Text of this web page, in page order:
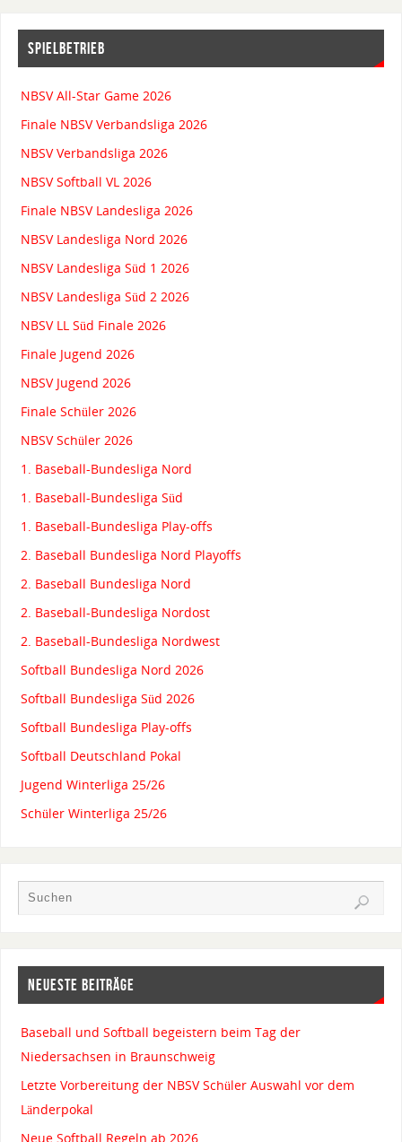
SPIELBETRIEB
NBSV All-Star Game 2026
Finale NBSV Verbandsliga 2026
NBSV Verbandsliga 2026
NBSV Softball VL 2026
Finale NBSV Landesliga 2026
NBSV Landesliga Nord 2026
NBSV Landesliga Süd 1 2026
NBSV Landesliga Süd 2 2026
NBSV LL Süd Finale 2026
Finale Jugend 2026
NBSV Jugend 2026
Finale Schüler 2026
NBSV Schüler 2026
1. Baseball-Bundesliga Nord
1. Baseball-Bundesliga Süd
1. Baseball-Bundesliga Play-offs
2. Baseball Bundesliga Nord Playoffs
2. Baseball Bundesliga Nord
2. Baseball-Bundesliga Nordost
2. Baseball-Bundesliga Nordwest
Softball Bundesliga Nord 2026
Softball Bundesliga Süd 2026
Softball Bundesliga Play-offs
Softball Deutschland Pokal
Jugend Winterliga 25/26
Schüler Winterliga 25/26
NEUESTE BEITRÄGE
Baseball und Softball begeistern beim Tag der
Niedersachsen in Braunschweig
Letzte Vorbereitung der NBSV Schüler Auswahl vor dem
Länderpokal
Neue Softball Regeln ab 2026